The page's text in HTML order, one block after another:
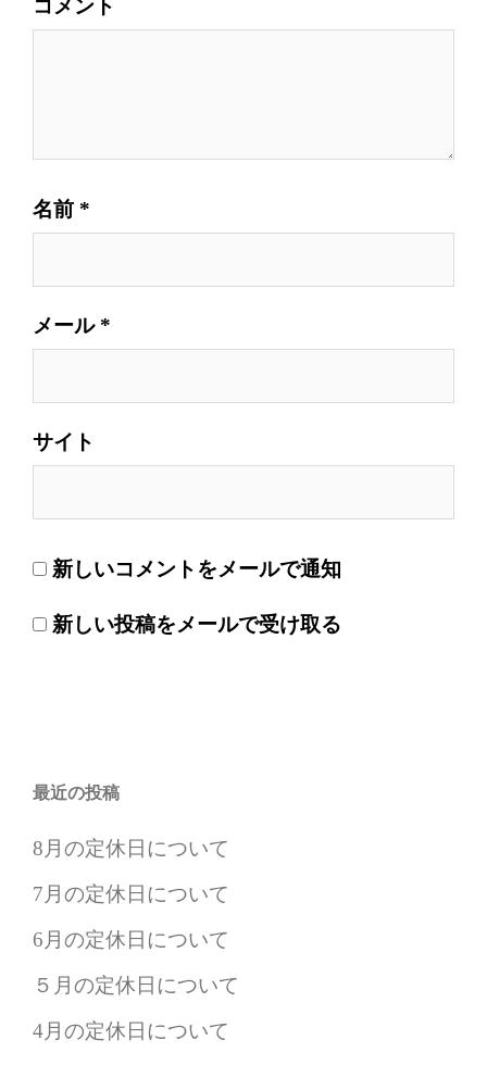
コメント
名前 *
メール *
サイト
新しいコメントをメールで通知
新しい投稿をメールで受け取る
最近の投稿
8月の定休日について
7月の定休日について
6月の定休日について
５月の定休日について
4月の定休日について